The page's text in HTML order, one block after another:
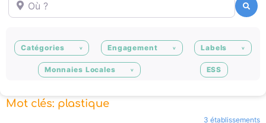
Où ?
Catégories Engagement Labels
Monnaies Locales ESS
Mot clés: plastique
3 établissements